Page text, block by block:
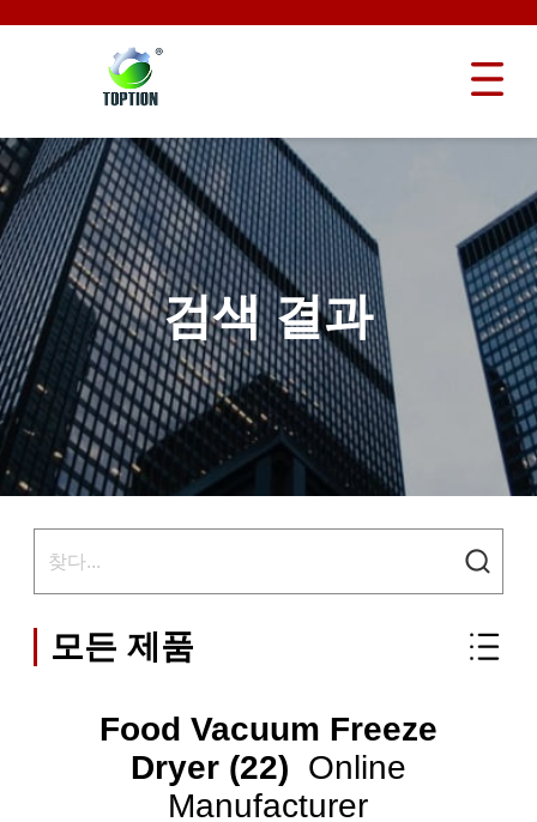
검색 결과
모든 제품
Food Vacuum Freeze
Dryer (22) Online
Manufacturer